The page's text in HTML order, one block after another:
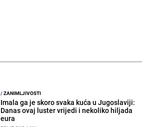
/ZANIMLJIVOSTI
Imala ga je skoro svaka kuća u Jugoslaviji:
Danas ovaj luster vrijedi i nekoliko hiljada
eura